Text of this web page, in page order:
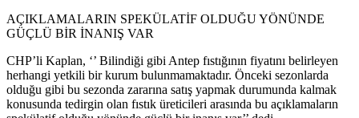
AÇIKLAMALARIN SPEKÜLATİF OLDUĞU YÖNÜNDE
GÜÇLÜ BİR İNANIŞ VAR
CHP’li Kaplan, ‘’ Bilindiği gibi Antep fıstığının fiyatını belirleyen
herhangi yetkili bir kurum bulunmamaktadır. Önceki sezonlarda
olduğu gibi bu sezonda zararına satış yapmak durumunda kalmak
konusunda tedirgin olan fıstık üreticileri arasında bu açıklamaların